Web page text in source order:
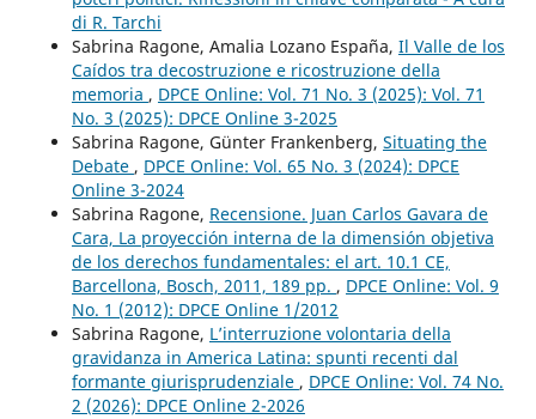
di R. Tarchi
Sabrina Ragone, Amalia Lozano España, Il Valle de los
Caídos tra decostruzione e ricostruzione della
memoria , DPCE Online: Vol. 71 No. 3 (2025): Vol. 71
No. 3 (2025): DPCE Online 3-2025
Sabrina Ragone, Günter Frankenberg, Situating the
Debate , DPCE Online: Vol. 65 No. 3 (2024): DPCE
Online 3-2024
Sabrina Ragone, Recensione. Juan Carlos Gavara de
Cara, La proyección interna de la dimensión objetiva
de los derechos fundamentales: el art. 10.1 CE,
Barcellona, Bosch, 2011, 189 pp. , DPCE Online: Vol. 9
No. 1 (2012): DPCE Online 1/2012
Sabrina Ragone, L’interruzione volontaria della
gravidanza in America Latina: spunti recenti dal
formante giurisprudenziale , DPCE Online: Vol. 74 No.
2 (2026): DPCE Online 2-2026